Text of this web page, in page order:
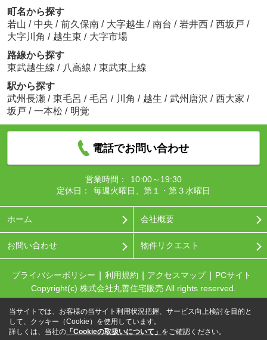
町名から探す
若山 / 中央 / 前久保南 / 大字越生 / 南台 / 岩井西 / 西坂戸 /
大字川角 / 越生東 / 大字市場
路線から探す
東武越生線 / 八高線 / 東武東上線
駅から探す
武州長瀬 / 東毛呂 / 毛呂 / 川角 / 越生 / 武州唐沢 / 西大家 /
坂戸 / 一本松 / 明覚
電話でお問い合わせ
営業時間：
10:00～19:30
定休日：
毎週火曜日、第１・第３水曜日
ホーム 会社概要
お問い合わせ 物件リクエスト
プライバシーポリシー 利用規約 アクセスマップ
PCサイト
Copyright(c) 株式会社丸善住宅販売 All rights reserved.
当サイトでは、お客様の当サイト利用状況把握、サービス向上検討を目的と
して、クッキー（Cookie）を使用しています。
詳しくは、当社の 「Cookieの取扱いについて」 をご確認ください。